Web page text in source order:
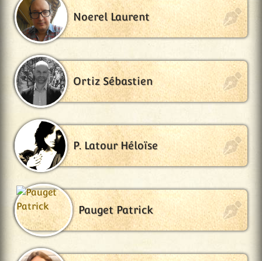
Noerel Laurent
Ortiz Sébastien
P. Latour Héloïse
Pauget Patrick